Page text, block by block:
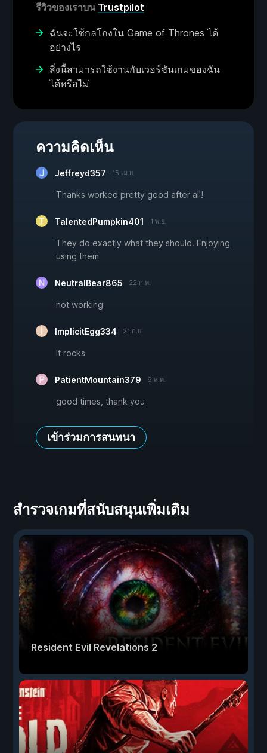
รีวิวของเราบน Trustpilot
ฉันจะใช้กลโกงใน Game of Thrones ได้
อย่างไร
สิ่งนี้สามารถใช้งานกับเวอร์ชันเกมของฉัน
ได้หรือไม่
ความคิดเห็น
Jeffreyd357 15 เม.ย.
Thanks worked pretty good after all!
TalentedPumpkin401 1 พ.ย.
They do exactly what they should. Enjoying
using them
NeutralBear865 22 ก.พ.
not working
ImplicitEgg334 21 ก.ย.
It rocks
PatientMountain379 6 ส.ค.
good times, thank you
เข้าร่วมการสนทนา
สำรวจเกมที่สนับสนุนเพิ่มเติม
Resident Evil Revelations 2